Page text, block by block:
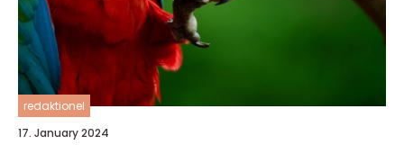
redaktionel
17. January 2024